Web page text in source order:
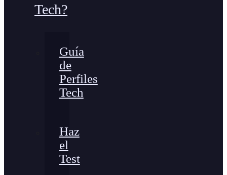
Tech?
Guía
de
Perfiles
Tech
Haz
el
Test